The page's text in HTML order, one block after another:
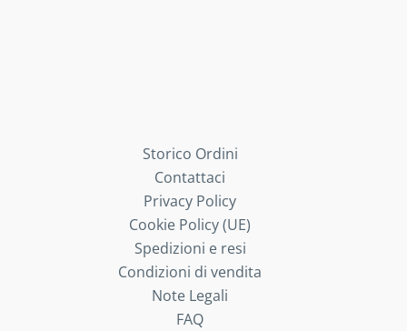
Storico Ordini
Contattaci
Privacy Policy
Cookie Policy (UE)
Spedizioni e resi
Condizioni di vendita
Note Legali
FAQ